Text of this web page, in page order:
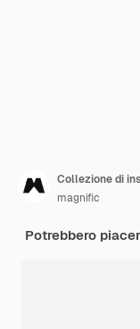
Collezione di
magnific
Potrebbero